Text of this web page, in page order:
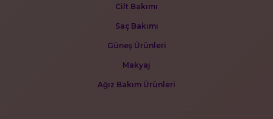
Cilt Bakımı
Saç Bakımı
Güneş Ürünleri
Makyaj
Ağız Bakım Ürünleri